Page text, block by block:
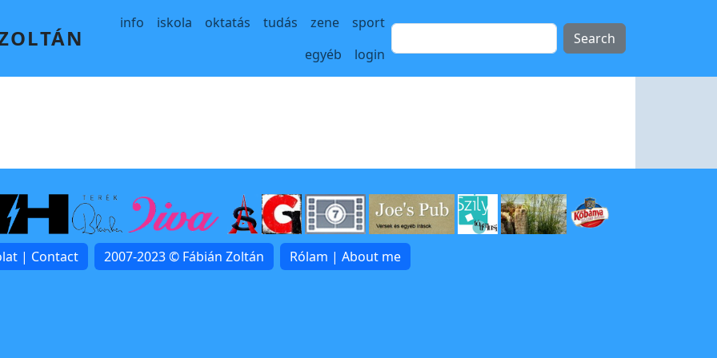
Main navigation
info iskola oktatás tudás zene
sport
egyéb
login
| Contact 2007-2023 © Fábián Zoltán Rólam | About me